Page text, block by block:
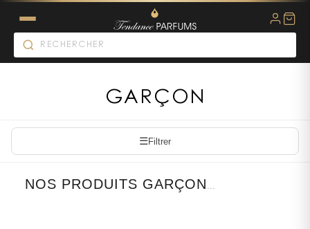
GARÇON
☰Filtrer
NOS PRODUITS GARÇON ...